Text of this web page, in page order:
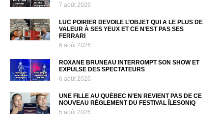
7 août 2026
LUC POIRIER DÉVOILE L’OBJET QUI A LE PLUS DE
VALEUR À SES YEUX ET CE N’EST PAS SES
FERRARI
6 août 2026
ROXANE BRUNEAU INTERROMPT SON SHOW ET
EXPULSE DES SPECTATEURS
6 août 2026
UNE FILLE AU QUÉBEC N’EN REVIENT PAS DE CE
NOUVEAU RÈGLEMENT DU FESTIVAL ÎLESONIQ
5 août 2026